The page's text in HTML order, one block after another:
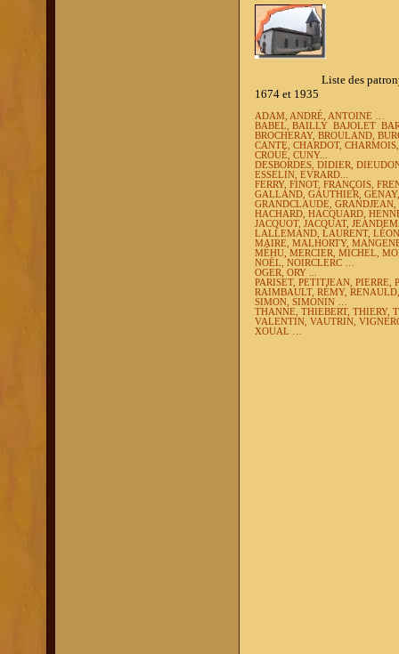
Liste des patronymes
1674 et 1935
ADAM, ANDRÉ, ANTOINE …
BABEL, BAILLY BAJOLET
BROCHERAY, BROULAND,
CANTE, CHARDOT,
CROUÉ, CUNY...
DESBORDES, DIDIER,
ESSELIN, EVRARD...
FERRY, FINOT, FRANÇOIS,
GALLAND, GAUTHIER,
GRANDCLAUDE, GRANDJEAN,
HACHARD, HACQUARD,
JACQUOT, JACQUAT,
LALLEMAND, LAURENT,
MAIRE, MALHORTY,
MÉHU, MERCIER, MICHEL,
NOËL, NOIRCLERC …
OGER, ORY ...
PARISET, PETITJEAN,
RAIMBAULT, RÉMY,
SIMON, SIMONIN …
THANNE, THIEBERT, THIERY,
VALENTIN, VAUTRIN,
XOUAL …